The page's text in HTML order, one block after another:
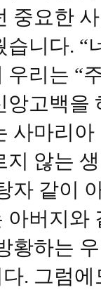
중요한
습니다. “
우리는 “
앙고백을
사마리
지 않는
자 같이
아버지와
황하는
. 그럼